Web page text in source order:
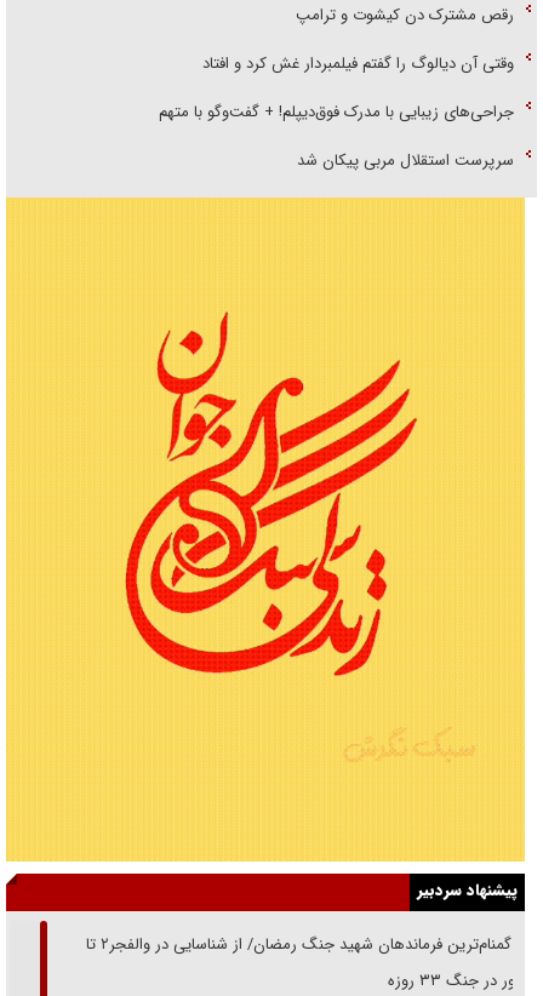
رقص مشترک دن کیشوت و ترامپ
وقتی آن دیالوگ را گفتم فیلمبردار غش کرد و افتاد
جراحی‌های زیبایی با مدرک فوق‌دیپلم! + گفت‌وگو با متهم
سرپرست استقلال مربی پیکان شد
پیشنهاد سردبیر
از گمنام‌ترین فرماندهان شهید جنگ رمضان/ از شناسایی در والفجر۲ تا
حضور در جنگ ۳۳ روزه